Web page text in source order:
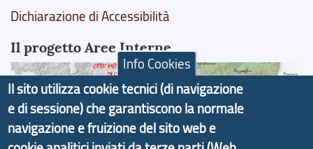
Dichiarazione di Accessibilità
Il progetto Aree Interne
Il portale di marketing territoriale e sviluppo locale
Info Cookies
Il sito utilizza cookie tecnici (di navigazione
e di sessione) che garantiscono la normale
navigazione e fruizione del sito web e